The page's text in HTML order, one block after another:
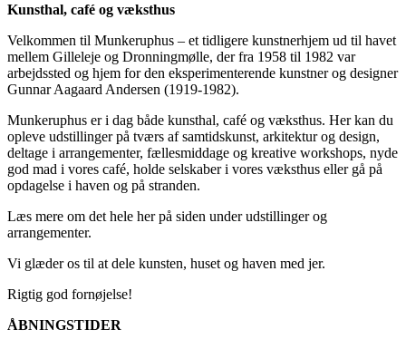
Kunsthal, café og væksthus
Velkommen til Munkeruphus – et tidligere kunstnerhjem ud til havet
mellem Gilleleje og Dronningmølle, der fra 1958 til 1982 var
arbejdssted og hjem for den eksperimenterende kunstner og designer
Gunnar Aagaard Andersen (1919-1982).
Munkeruphus er i dag både kunsthal, café og væksthus. Her kan du
opleve udstillinger på tværs af samtidskunst, arkitektur og design,
deltage i arrangementer, fællesmiddage og kreative workshops, nyde
god mad i vores café, holde selskaber i vores væksthus eller gå på
opdagelse i haven og på stranden.
Læs mere om det hele her på siden under udstillinger og
arrangementer.
Vi glæder os til at dele kunsten, huset og haven med jer.
Rigtig god fornøjelse!
ÅBNINGSTIDER